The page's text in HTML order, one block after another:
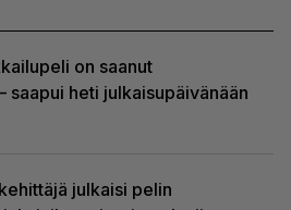
on saanut
saapui heti julkaisupäivänään
julkaisi pelin